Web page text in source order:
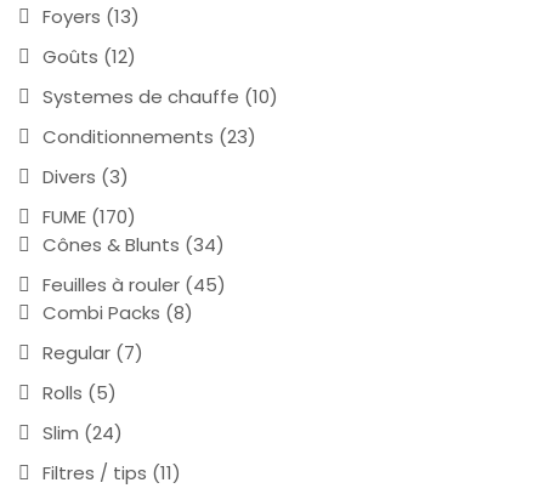
Foyers (13)
Goûts (12)
Systemes de chauffe (10)
Conditionnements (23)
Divers (3)
FUME (170)
Cônes & Blunts (34)
Feuilles à rouler (45)
Combi Packs (8)
Regular (7)
Rolls (5)
Slim (24)
Filtres / tips (11)